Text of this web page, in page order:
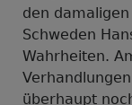
den
Schweden
Wahrheiten.
überhaupt